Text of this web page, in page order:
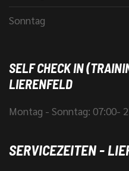
Sonntag
SELF CHECK IN
LIERENFELD
Montag - Sonntag: 07:00-
SERVICEZEITEN -